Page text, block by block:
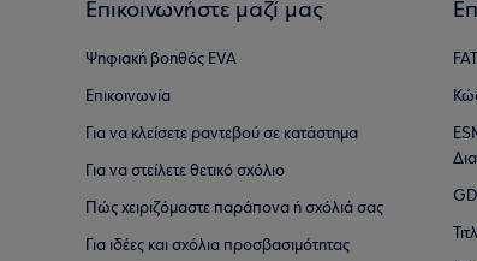
Επικοινωνήστε μαζί μας
Ψηφιακή βοηθός EVA
Επικοινωνία
Για να κλείσετε ραντεβού σε κατάστημα
Για να στείλετε θετικό σχόλιο
Πώς χειριζόμαστε παράπονα ή σχόλιά σας
Για ιδέες και σχόλια προσβασιμότητας